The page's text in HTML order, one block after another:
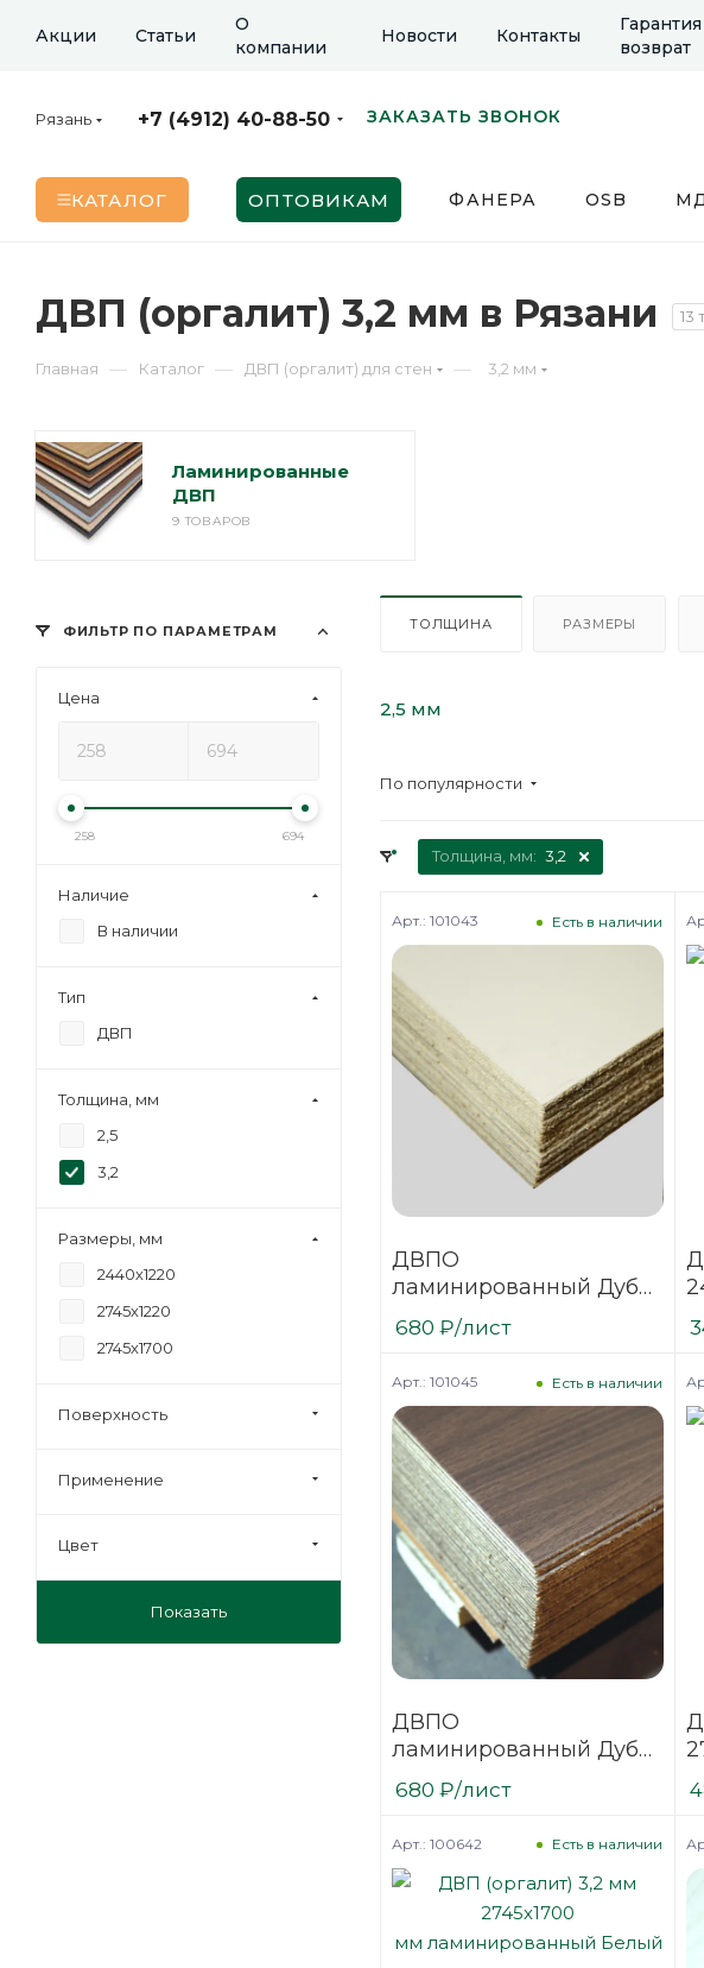
Акции Статьи
О
компании
Новости Контакты
возврат
Рязань +7 (4912) 40-88-50 ЗАКАЗАТЬ ЗВОНОК
КАТАЛОГ ОПТОВИКАМ ФАНЕРА OSB
ДВП (оргалит) 3,2 мм в Рязани 13
Главная — Каталог — ДВП (оргалит) для стен — 3,2 мм
Ламинированные
ДВП
9 ТОВАРОВ
ТОЛЩИНА РАЗМЕРЫ
2,5 мм
По популярности
Толщина, мм: 3,2
ДВПО
ламинированный Дуб
Антик №1 3,2х1700х2745
(фоновый)
Есть в наличии
Арт.: 101043
680 ₽/лист
ДВПО
ламинированный Дуб
венге 3,2х1700х2745
Есть в наличии
Арт.: 101045
680 ₽/лист
Есть в наличии
Арт.: 100642
ФИЛЬТР ПО ПАРАМЕТРАМ
Цена
258 694
Наличие
В наличии
Тип
ДВП
Толщина, мм
2,5
3,2
Размеры, мм
2440х1220
2745х1220
2745х1700
Поверхность
Применение
Цвет
Показать